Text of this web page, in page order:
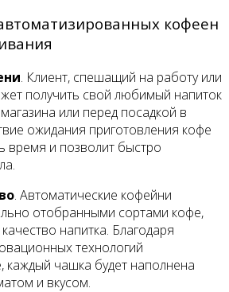
кофеен
. Клиент, спешащий на работу или
получить свой любимый напиток
или перед посадкой в
ожидания приготовления кофе
время и позволит быстро
. Автоматические кофейни
отобранными сортами кофе,
напитка. Благодаря
технологий
каждый чашка будет наполнена
и вкусом.